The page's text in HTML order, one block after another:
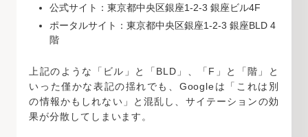
公式サイト：東京都中央区銀座1-2-3 銀座ビル4F
ポータルサイト：東京都中央区銀座1-2-3 銀座BLD 4
階
上記のような「ビル」と「BLD」、「F」と「階」と
いった僅かな表記の揺れでも、Googleは「これは別
の情報かもしれない」と混乱し、サイテーションの効
果が分散してしまいます。